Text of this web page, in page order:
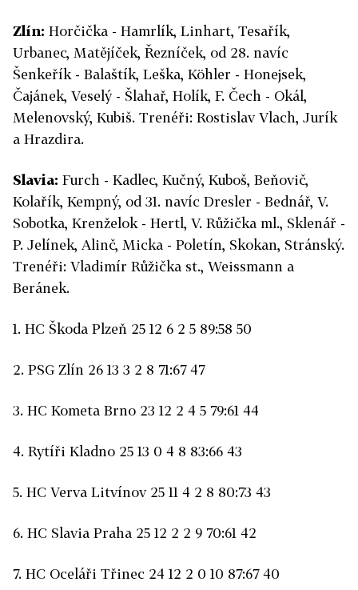
Zlín: Horčička - Hamrlík, Linhart, Tesařík,
Urbanec, Matějíček, Řezníček, od 28. navíc
Šenkeřík - Balaštík, Leška, Köhler - Honejsek,
Čajánek, Veselý - Šlahař, Holík, F. Čech - Okál,
Melenovský, Kubiš. Trenéři: Rostislav Vlach, Jurík
a Hrazdira.
Slavia: Furch - Kadlec, Kučný, Kuboš, Beňovič,
Kolařík, Kempný, od 31. navíc Dresler - Bednář, V.
Sobotka, Krenželok - Hertl, V. Růžička ml., Sklenář -
P. Jelínek, Alinč, Micka - Poletín, Skokan, Stránský.
Trenéři: Vladimír Růžička st., Weissmann a
Beránek.
1. HC Škoda Plzeň 25 12 6 2 5 89:58 50
2. PSG Zlín 26 13 3 2 8 71:67 47
3. HC Kometa Brno 23 12 2 4 5 79:61 44
4. Rytíři Kladno 25 13 0 4 8 83:66 43
5. HC Verva Litvínov 25 11 4 2 8 80:73 43
6. HC Slavia Praha 25 12 2 2 9 70:61 42
7. HC Oceláři Třinec 24 12 2 0 10 87:67 40